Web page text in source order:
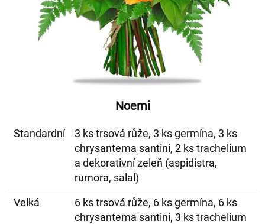
Noemi
Standardní
3 ks trsová růže, 3 ks germína, 3 ks
chrysantema santini, 2 ks trachelium
a dekorativní zeleň (aspidistra,
rumora, salal)
Velká
6 ks trsová růže, 6 ks germína, 6 ks
chrysantema santini, 3 ks trachelium